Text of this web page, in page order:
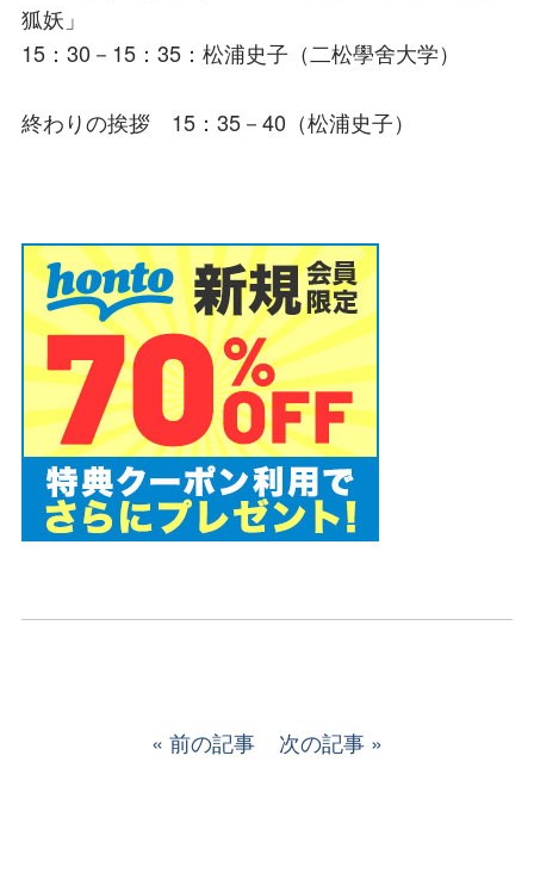
狐妖」
15：30－15：35：松浦史子（二松學舍大学）
終わりの挨拶 15：35－40（松浦史子）
前の記事 次の記事